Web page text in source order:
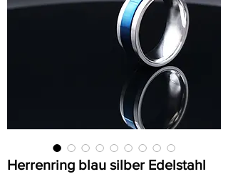
Herrenring blau silber Edelstahl